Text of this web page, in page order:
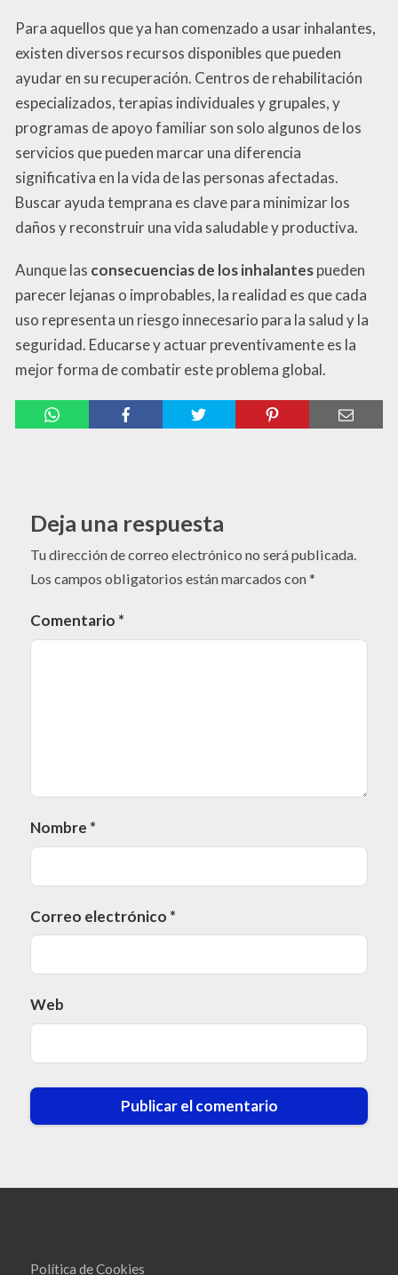
Para aquellos que ya han comenzado a usar inhalantes,
existen diversos recursos disponibles que pueden
ayudar en su recuperación. Centros de rehabilitación
especializados, terapias individuales y grupales, y
programas de apoyo familiar son solo algunos de los
servicios que pueden marcar una diferencia
significativa en la vida de las personas afectadas.
Buscar ayuda temprana es clave para minimizar los
daños y reconstruir una vida saludable y productiva.
Aunque las consecuencias de los inhalantespueden
parecer lejanas o improbables, la realidad es que cada
uso representa un riesgo innecesario para la salud y la
seguridad. Educarse y actuar preventivamente es la
mejor forma de combatir este problema global.
Deja una respuesta
Tu dirección de correo electrónico no será publicada.
Los campos obligatorios están marcados con*
Comentario *
Nombre *
Correo electrónico *
Web
Política de Cookies